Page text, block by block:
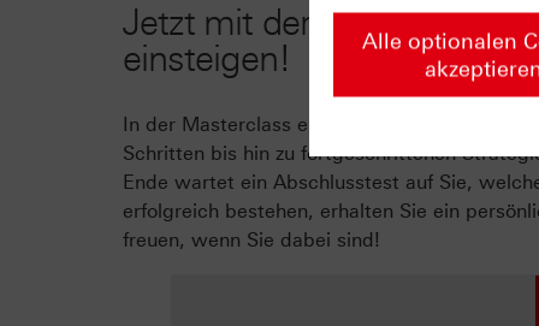
Jetzt mit der HSBC-
einsteigen!
In der Masterclass erfahren Sie alles, was
Schritten bis hin zu fortgeschrittenen
Ende wartet ein Abschlusstest auf Sie,
erfolgreich bestehen, erhalten Sie ein
freuen, wenn Sie dabei sind!
Alle optionalen